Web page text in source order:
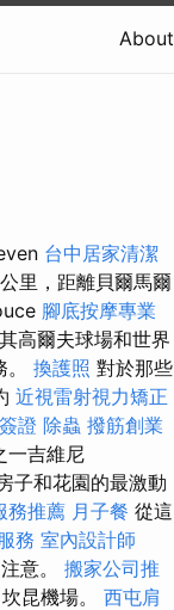
About
台中居家清潔
公里，距離貝爾馬爾
腳底按摩專業
高爾夫球場和世界
換護照 對於那些
近視雷射視力矯正
證 除蟲 撥筋創業
一吉維尼
子和花園的最激動
務推薦 月子餐 從這
務 室內設計師
意。 搬家公司推
昆機場。 西屯肩